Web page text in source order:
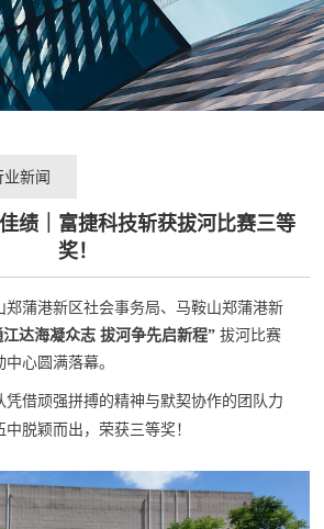
业新闻
绩｜富捷科技斩获拔河比赛三等
奖！
郑蒲港新区社会事务局、马鞍山郑蒲港新
江达海凝众志 拔河争先启新程”拔河比赛
心圆满落幕。
凭借顽强拼搏的精神与默契协作的团队力
脱颖而出，荣获三等奖！